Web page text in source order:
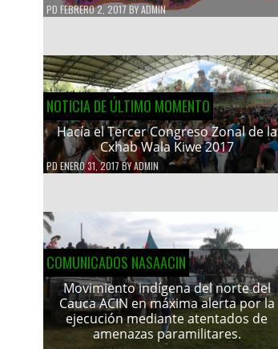
PD FEBRERO 2, 2017BYADMIN
NOTICIA DE ÚLTIMO MOMENTO
Hacía el Tercer Congreso Zonal de la
Cxhab Wala Kiwe 2017
PDENERO 31, 2017BYADMIN
COMUNICADOS NASAACIN
Movimiento indígena del norte del
Cauca ACIN en máxima alerta por la
ejecución mediante atentados de
amenazas paramilitares.